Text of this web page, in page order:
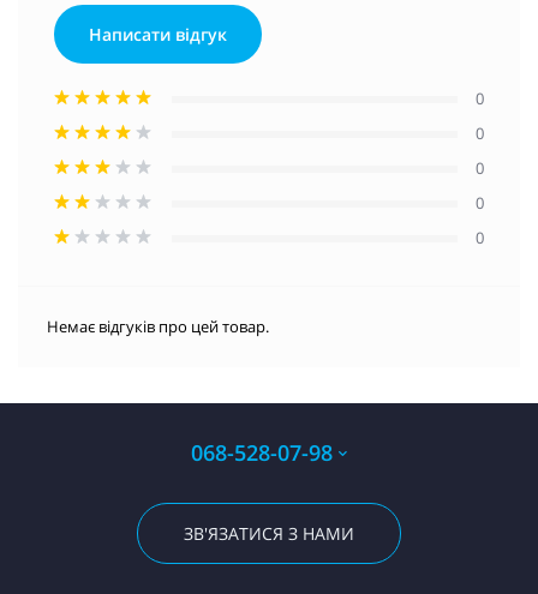
Написати відгук
0
0
0
0
0
Немає відгуків про цей товар.
068-528-07-98
ЗВ'ЯЗАТИСЯ З НАМИ